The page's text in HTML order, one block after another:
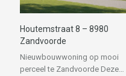
Houtemstraat 8 – 8980
Zandvoorde
Nieuwbouwwoning op mooi
perceel te Zandvoorde Deze…